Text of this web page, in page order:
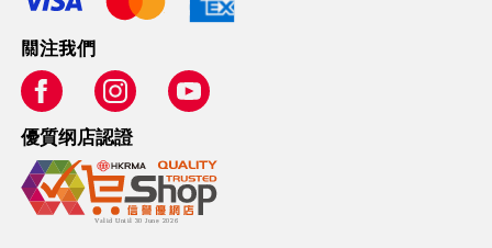
關注我們
優質纲店認證